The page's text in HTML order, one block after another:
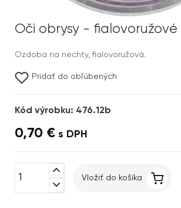
Oči obrysy - fialovoružové
Ozdoba na nechty, fialovoružová.
Pridať do obľúbených
Kód výrobku: 476.12b
0,70 € s DPH
expand_less
expand_more
Vložiť do košíka